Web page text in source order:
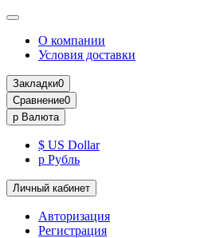
О компании
Условия доставки
Закладки0
Сравнение0
р Валюта
$ US Dollar
р Рубль
Личный кабинет
Авторизация
Регистрация